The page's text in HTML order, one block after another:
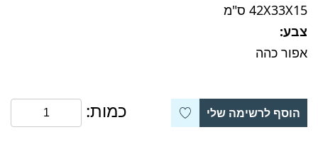
42X33X15 ס"מ
צבע:
אפור כהה
הוסף לרשימה שלי כמות: